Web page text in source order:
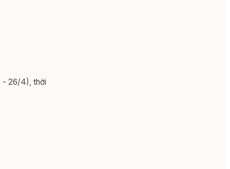
- 26/4), thời